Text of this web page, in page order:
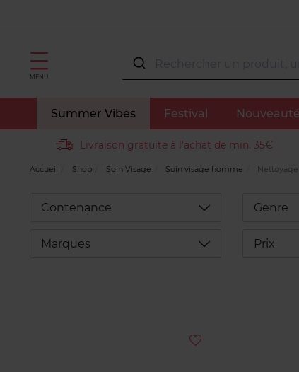
MENU
Summer Vibes Festival
Livraison gratuite à l'achat de min. 35€
Accueil Shop Soin Visage Soin visage homme
Contenance Déplier Genre
Marques Déplier Prix